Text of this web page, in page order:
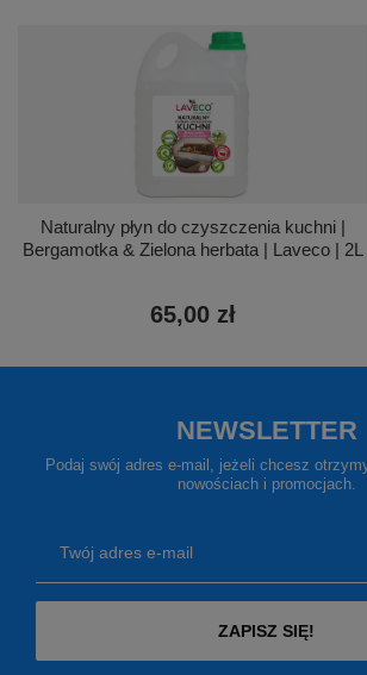
Naturalny płyn do czyszczenia kuchni |
Bergamotka & Zielona herbata | Laveco | 2L
65,00 zł
NEWSLETTER
Podaj swój adres e-mail, jeżeli chcesz
nowościach i promocjach.
Twój adres e-mail
ZAPISZ SIĘ!